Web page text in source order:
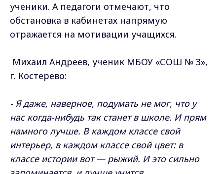
ученики. А педагоги отмечают, что
обстановка в кабинетах напрямую
отражается на мотивации учащихся.
Михаил Андреев, ученик МБОУ «СОШ № 3»,
г. Костерево:
- Я даже, наверное, подумать не мог, что у
нас когда-нибудь так станет в школе. И прям
намного лучше. В каждом классе свой
интерьер, в каждом классе свой цвет: в
классе истории вот — рыжий. И это сильно